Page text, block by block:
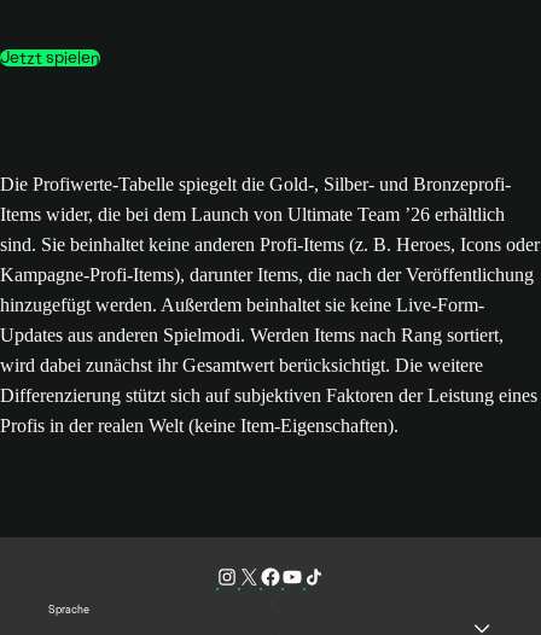
Jetzt spielen
Die Profiwerte-Tabelle spiegelt die Gold-, Silber- und Bronzeprofi-
Items wider, die bei dem Launch von Ultimate Team ’26 erhältlich
sind. Sie beinhaltet keine anderen Profi-Items (z. B. Heroes, Icons oder
Kampagne-Profi-Items), darunter Items, die nach der Veröffentlichung
hinzugefügt werden. Außerdem beinhaltet sie keine Live-Form-
Updates aus anderen Spielmodi. Werden Items nach Rang sortiert,
wird dabei zunächst ihr Gesamtwert berücksichtigt. Die weitere
Differenzierung stützt sich auf subjektiven Faktoren der Leistung eines
Profis in der realen Welt (keine Item-Eigenschaften).
Sprache